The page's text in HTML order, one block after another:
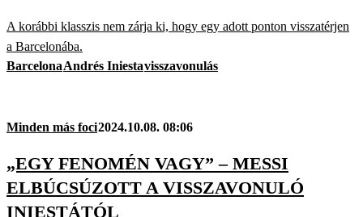
A korábbi klasszis nem zárja ki, hogy egy adott ponton visszatérjen
a Barcelonába.
BarcelonaAndrés Iniestavisszavonulás
Minden más foci2024.10.08. 08:06
„EGY FENOMÉN VAGY” – MESSI
ELBÚCSÚZOTT A VISSZAVONULÓ
INIESTÁTÓL